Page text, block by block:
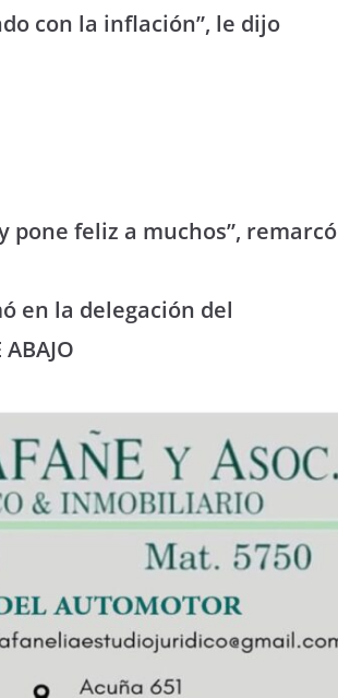
con la inflación”, le dijo
pone feliz a muchos”, remarcó
en la delegación del